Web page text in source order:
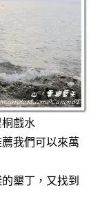
戲水
我們可以來萬
墾丁，又找到